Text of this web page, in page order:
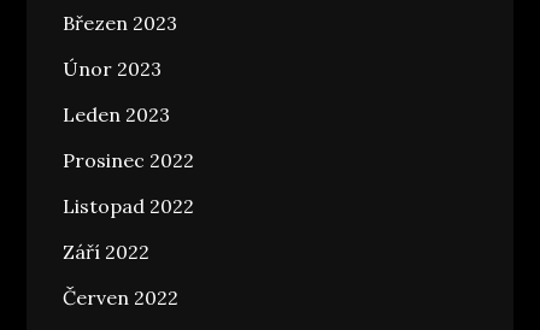
Březen 2023
Únor 2023
Leden 2023
Prosinec 2022
Listopad 2022
Září 2022
Červen 2022